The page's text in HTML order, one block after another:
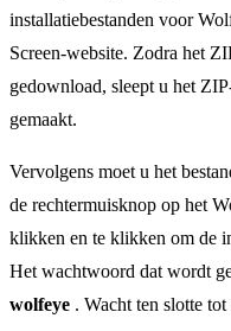
installatiebestanden voor
Screen-website. Zodra het
gedownload, sleept u het
gemaakt.
Vervolgens moet u het
de rechtermuisknop op het
klikken en te klikken om de
Het wachtwoord dat wordt
wolfeye . Wacht ten slotte